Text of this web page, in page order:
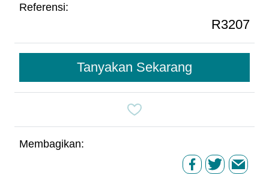
Referensi:
R3207
Tanyakan Sekarang
Membagikan: